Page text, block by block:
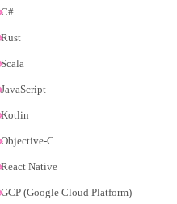
C#
Rust
Scala
JavaScript
Kotlin
Objective-C
React Native
GCP (Google Cloud Platform)